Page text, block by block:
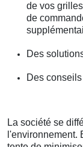
de vos
de
Des
Des
La société se
l'environnement.